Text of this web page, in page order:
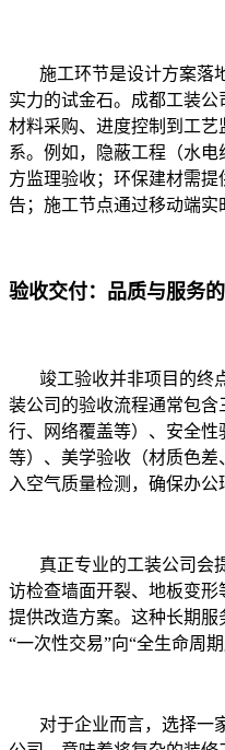
施工环节是设计方案落
实力的试金石。成都工装公
材料采购、进度控制到工
系。例如，隐蔽工程（水
方监理验收；环保建材需提
告；施工节点通过移动端实
验收交付：品质与服务
竣工验收并非项目的终
装公司的验收流程通常包
行、网络覆盖等）、安全
等）、美学验收（材质色差
入空气质量检测，确保办公
真正专业的工装公司会
访检查墙面开裂、地板变
提供改造方案。这种长期
“一次性交易”向“全生命周
对于企业而言，选择一